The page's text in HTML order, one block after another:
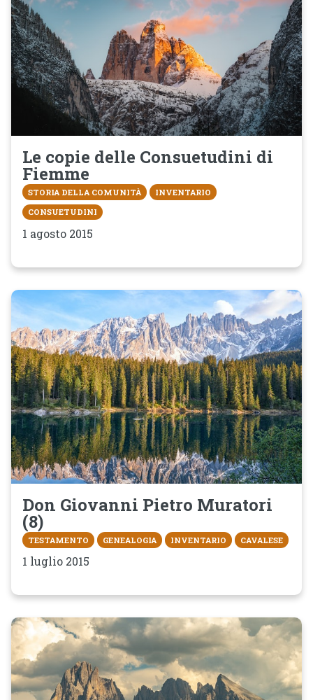
Le copie delle Consuetudini di
Fiemme
STORIA DELLA COMUNITÀ
INVENTARIO
CONSUETUDINI
1 agosto 2015
Don Giovanni Pietro Muratori
(8)
TESTAMENTO GENEALOGIA INVENTARIO CAVALESE
1 luglio 2015